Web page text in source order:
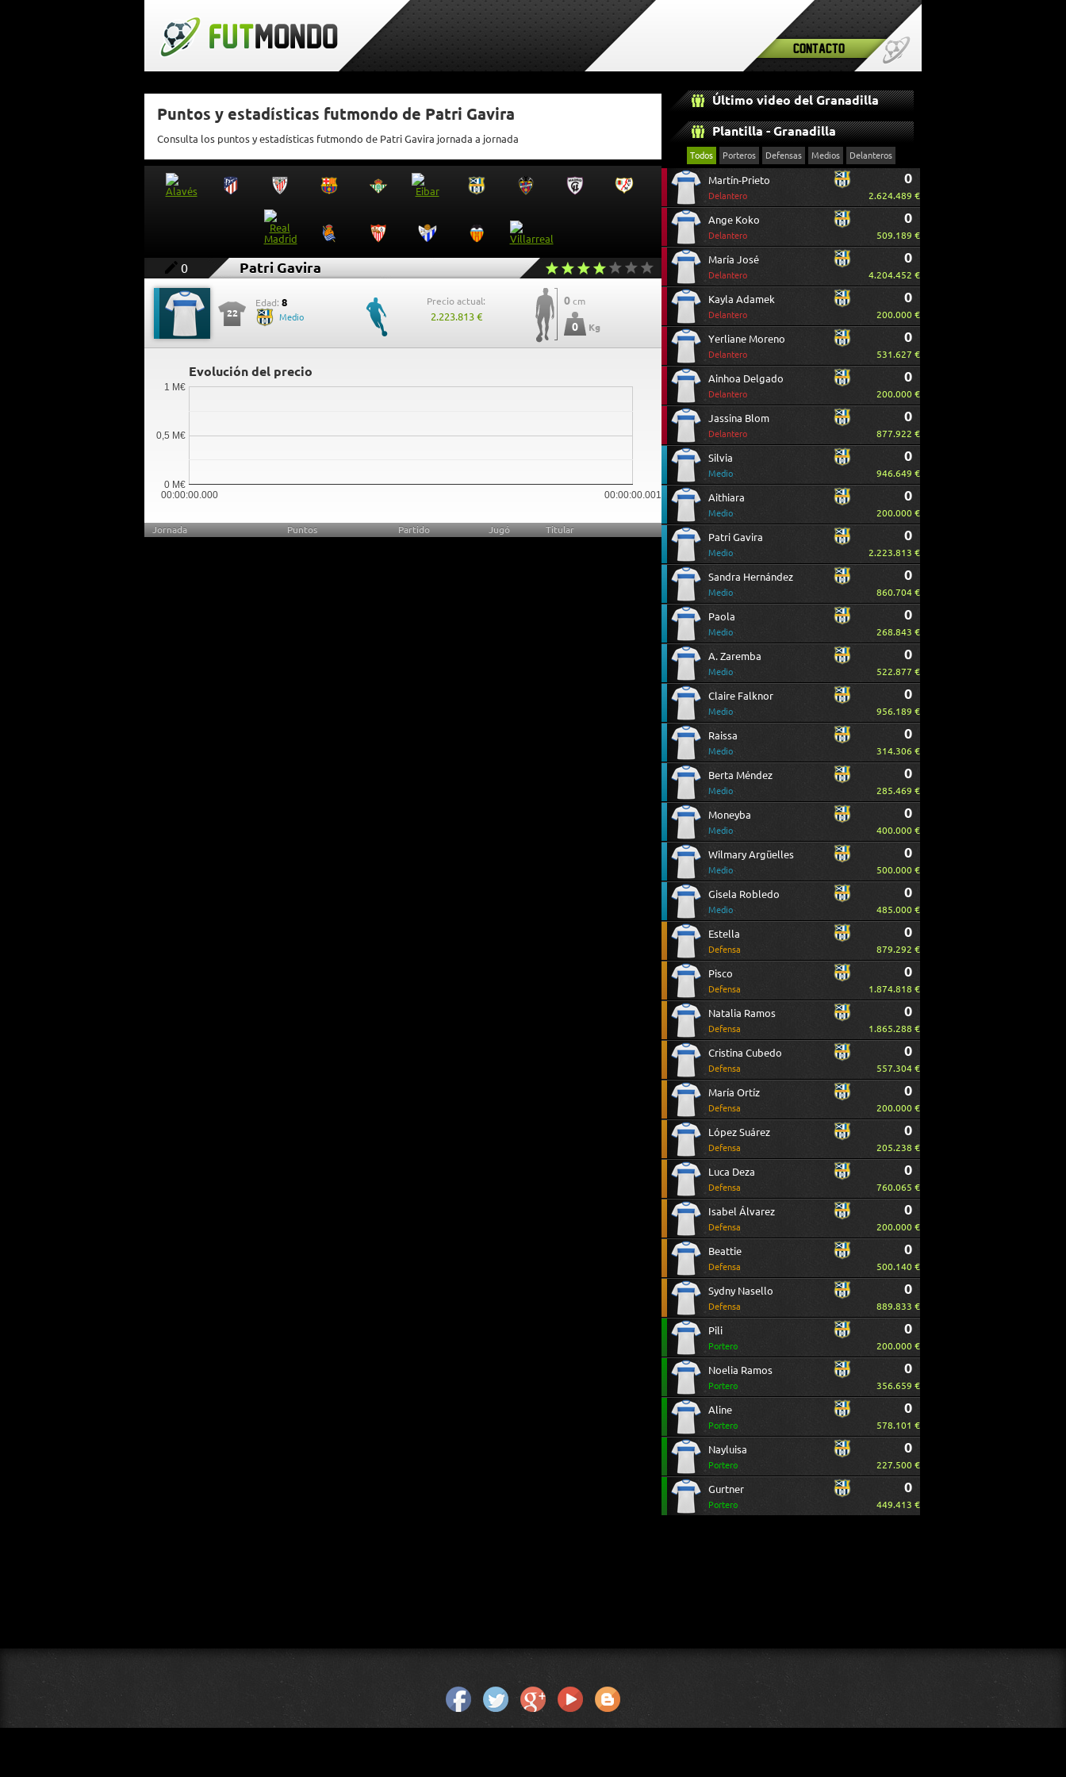
Contacto
Puntos y estadísticas futmondo de Patri Gavira
Consulta los puntos y estadísticas futmondo de Patri Gavira jornada a jornada
0 Patri Gavira
22
Edad: 8
Medio
Precio actual:
2.223.813 €
0 cm
0 Kg
Evolución del precio
00:00:00.000 00:00:00.001
0 M€
0,5 M€
1 M€
Jornada Puntos Partido Jugó Titular
Último video del Granadilla
Plantilla - Granadilla
Todos Porteros Defensas Medios Delanteros
Martín-Prieto
Delantero
0
2.624.489 €
Ange Koko
Delantero
0
509.189 €
María José
Delantero
0
4.204.452 €
Kayla Adamek
Delantero
0
200.000 €
Yerliane Moreno
Delantero
0
531.627 €
Ainhoa Delgado
Delantero
0
200.000 €
Jassina Blom
Delantero
0
877.922 €
Silvia
Medio
0
946.649 €
Aithiara
Medio
0
200.000 €
Patri Gavira
Medio
0
2.223.813 €
Sandra Hernández
Medio
0
860.704 €
Paola
Medio
0
268.843 €
A. Zaremba
Medio
0
522.877 €
Claire Falknor
Medio
0
956.189 €
Raissa
Medio
0
314.306 €
Berta Méndez
Medio
0
285.469 €
Moneyba
Medio
0
400.000 €
Wilmary Argüelles
Medio
0
500.000 €
Gisela Robledo
Medio
0
485.000 €
Estella
Defensa
0
879.292 €
Pisco
Defensa
0
1.874.818 €
Natalia Ramos
Defensa
0
1.865.288 €
Cristina Cubedo
Defensa
0
557.304 €
María Ortíz
Defensa
0
200.000 €
López Suárez
Defensa
0
205.238 €
Luca Deza
Defensa
0
760.065 €
Isabel Álvarez
Defensa
0
200.000 €
Beattie
Defensa
0
500.140 €
Sydny Nasello
Defensa
0
889.833 €
Pili
Portero
0
200.000 €
Noelia Ramos
Portero
0
356.659 €
Aline
Portero
0
578.101 €
Nayluisa
Portero
0
227.500 €
Gurtner
Portero
0
449.413 €